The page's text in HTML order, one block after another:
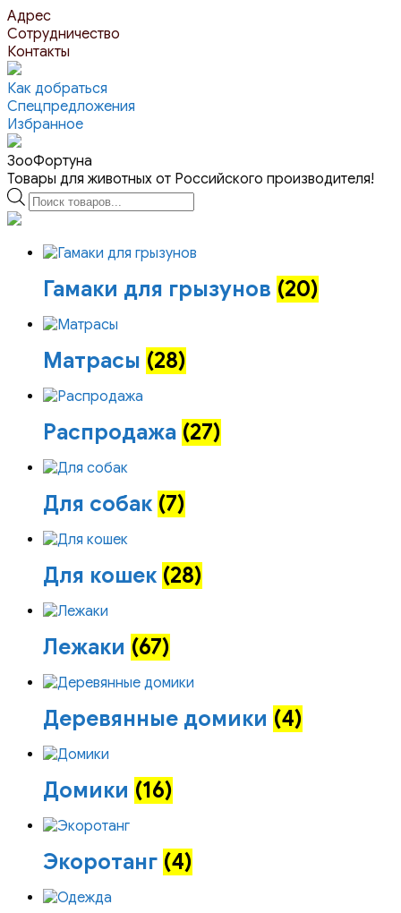
Перейти
к
контенту
Адрес
Сотрудничество
Контакты
Как добраться
Спецпредложения
Избранное
ЗооФортуна
Товары для животных от Российского производителя!
Поиск
товаров
Гамаки для грызунов (20)
Матрасы (28)
Распродажа (27)
Для собак (7)
Для кошек (28)
Лежаки (67)
Деревянные домики (4)
Домики (16)
Экоротанг (4)